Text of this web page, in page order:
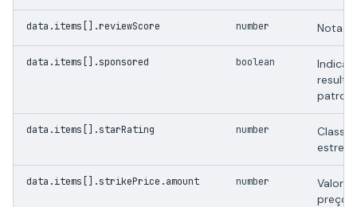
data.items[].reviewScore number Nota
data.items[].sponsored boolean
Indica
data.items[].starRating number
data.items[].strikePrice.amount number
Valor
preço